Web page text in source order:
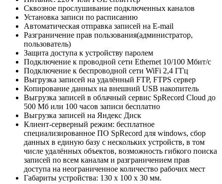
Сквозное прослушивание подключенных каналов
Установка записи по расписанию
Автоматическая отправка записей на E-mail
Разграничение прав пользования(администратор,
пользователь)
Защита доступа к устройству паролем
Подключение к проводной сети Ethernet 10/100 Мбит/с
Подключение к беспроводной сети WiFi 2,4 ГГц
Выгрузка записей на удалённый FTP, FTPS сервер
Копирование данных на внешний USB накопитель
Выгрузка записей в облачный сервис SpRecord Cloud до
500 Мб или 100 часов записи бесплатно
Выгрузка записей на Яндекс Диск
Клиент-серверный режим: бесплатное
специализированное ПО SpRecord для windows, сбор
данных в единую базу с нескольких устройств, в том
числе удалённых объектов, возможность гибкого поиска
записей по всем каналам и разграничением прав
доступа на неограниченное количество рабочих мест
Габариты устройства: 130 х 100 х 30 мм.